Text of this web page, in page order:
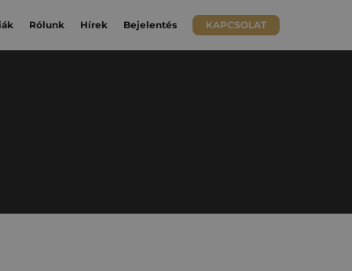
Rólunk Hírek Bejelentés KAPCSOLAT